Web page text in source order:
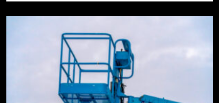
o
medycyny
estetycznej
w
Kave
Clinic
–
technologie